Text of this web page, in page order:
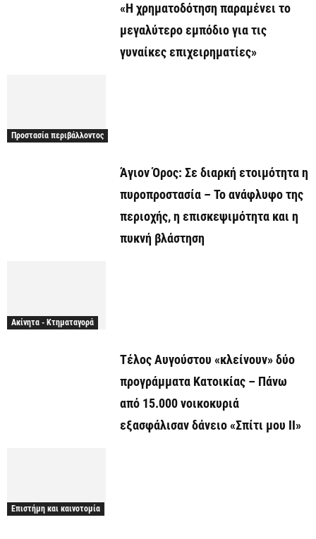
«Η χρηματοδότηση παραμένει το
μεγαλύτερο εμπόδιο για τις
γυναίκες επιχειρηματίες»
Προστασία περιβάλλοντος
Άγιον Όρος: Σε διαρκή ετοιμότητα η
πυροπροστασία – Το ανάφλυφο της
περιοχής, η επισκεψιμότητα και η
πυκνή βλάστηση
Ακίνητα - Κτηματαγορά
Τέλος Αυγούστου «κλείνουν» δύο
προγράμματα Κατοικίας – Πάνω
από 15.000 νοικοκυριά
εξασφάλισαν δάνειο «Σπίτι μου ΙΙ»
Επιστήμη και καινοτομία